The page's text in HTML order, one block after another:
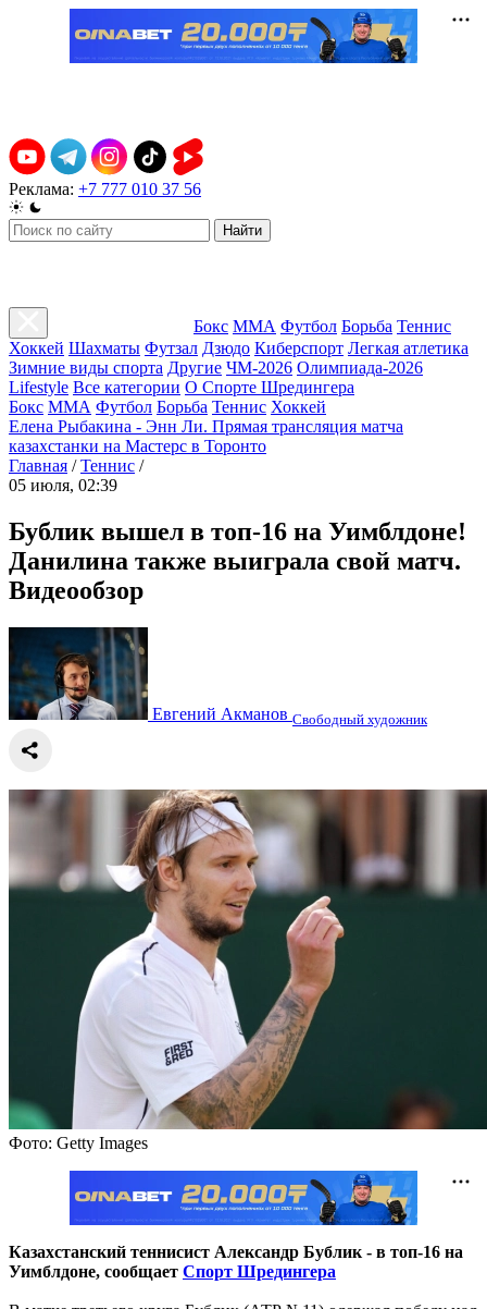
Реклама: +7 777 010 37 56
Найти
Бокс ММА Футбол Борьба Теннис
Хоккей Шахматы Футзал Дзюдо Киберспорт Легкая атлетика
Зимние виды спорта Другие ЧМ-2026 Олимпиада-2026
Lifestyle Все категории О Спорте Шредингера
Бокс ММА Футбол Борьба Теннис Хоккей
Елена Рыбакина - Энн Ли. Прямая трансляция матча
казахстанки на Мастерс в Торонто
Главная / Теннис /
05 июля, 02:39
Бублик вышел в топ-16 на Уимблдоне!
Данилина также выиграла свой матч.
Видеообзор
Евгений Акманов Свободный художник
Фото: Getty Images
Казахстанский теннисист Александр Бублик - в топ-16 на
Уимблдоне, сообщает Спорт Шредингера